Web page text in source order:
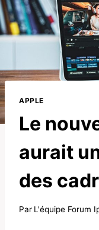
APPLE
Le
aurait
des
Par L'équipe Forum